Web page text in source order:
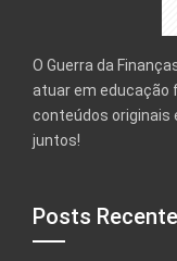
O Guerra da
atuar em educação
conteúdos originais
juntos!
Posts